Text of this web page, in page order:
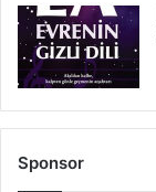
Sponsor